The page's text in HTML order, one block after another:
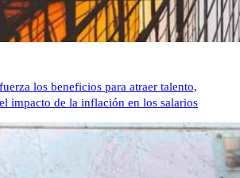
los beneficios para atraer talento,
impacto de la inflación en los salarios